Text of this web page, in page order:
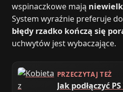
wspinaczkowe mają
System wyraźnie preferuje
błędy rzadko kończą się
uchwytów jest wybaczające.
PRZECZYTAJ TEŻ
Jak podłączyć